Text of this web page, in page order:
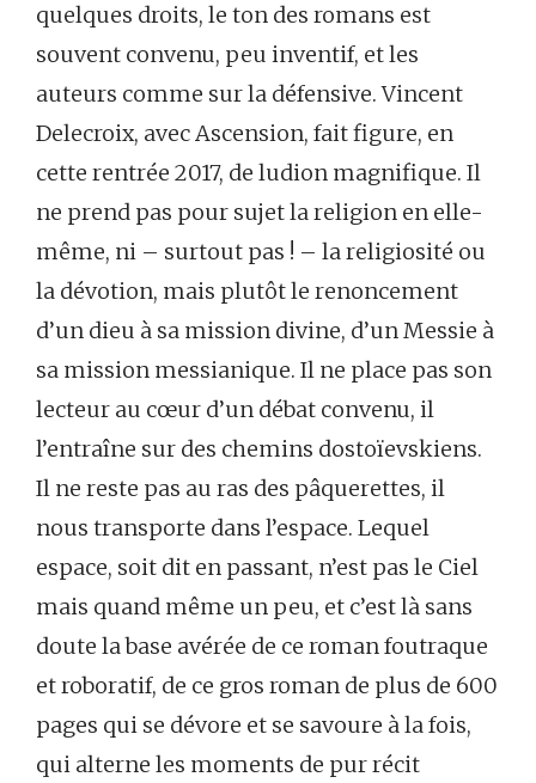
quelques droits, le ton des romans est
souvent convenu, peu inventif, et les
auteurs comme sur la défensive. Vincent
Delecroix, avec Ascension, fait figure, en
cette rentrée 2017, de ludion magnifique. Il
ne prend pas pour sujet la religion en elle-
même, ni – surtout pas ! – la religiosité ou
la dévotion, mais plutôt le renoncement
d’un dieu à sa mission divine, d’un Messie à
sa mission messianique. Il ne place pas son
lecteur au cœur d’un débat convenu, il
l’entraîne sur des chemins dostoïevskiens.
Il ne reste pas au ras des pâquerettes, il
nous transporte dans l’espace. Lequel
espace, soit dit en passant, n’est pas le Ciel
mais quand même un peu, et c’est là sans
doute la base avérée de ce roman foutraque
et roboratif, de ce gros roman de plus de 600
pages qui se dévore et se savoure à la fois,
qui alterne les moments de pur récit